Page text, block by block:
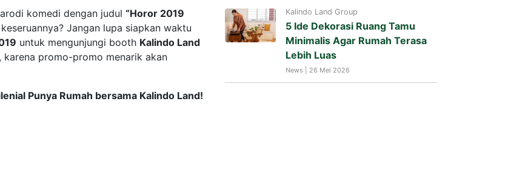
komedi dengan judul “Horor 2019
Jangan lupa siapkan waktu
untuk mengunjungi booth Kalindo Land
, karena promo-promo menarik akan
Punya Rumah bersama Kalindo Land!
Kalindo Land Group
5 Ide Dekorasi Ruang Tamu
Minimalis Agar Rumah Terasa
Lebih Luas
News | 26 Mei 2026